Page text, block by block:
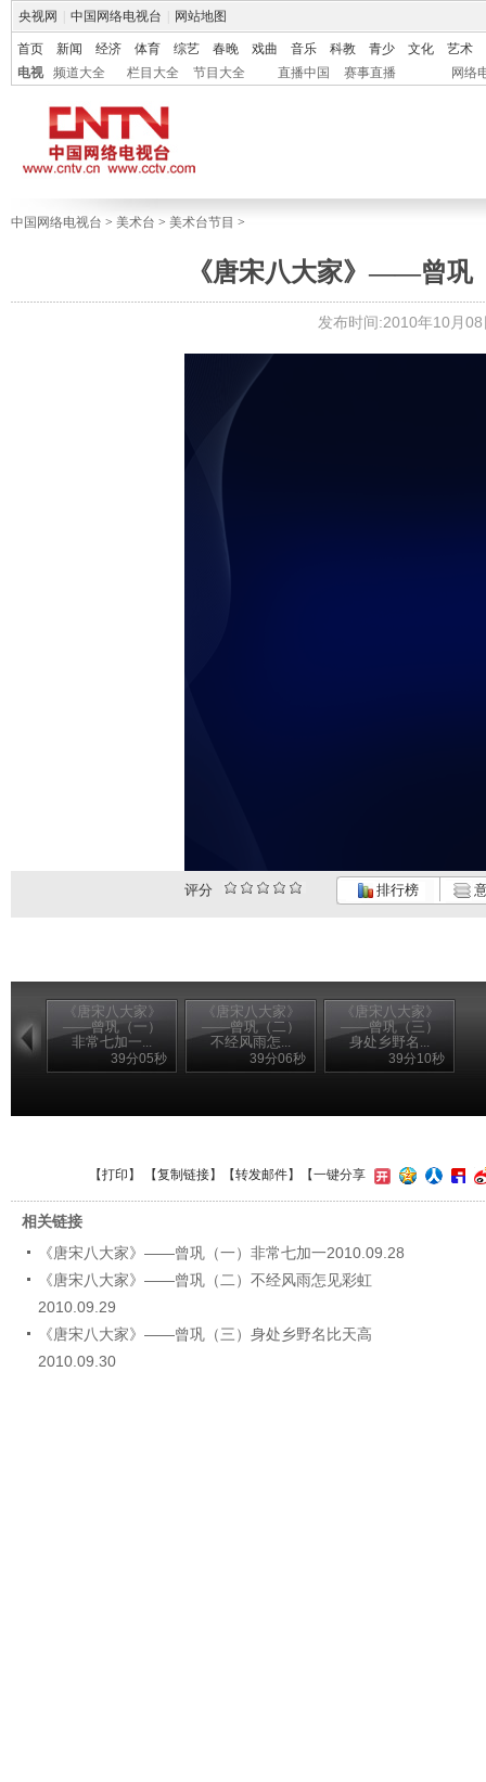
央视网 中国网络电视台 网站地图
首页 新闻 经济 体育 综艺 春晚 戏曲 音乐 科教 青少 文化
艺术
电视
频道大全 栏目大全 节目大全 直播中国 赛事直播 网络
中国网络电视台 > 美术台 > 美术台节目 >
《唐宋八大家》——曾巩
发布时间:2010年10月
评分 排行榜
《唐宋八大家》
——曾巩（一）
非常七加一...
39分05秒
《唐宋八大家》
——曾巩（二）
不经风雨怎...
39分06秒
《唐宋八大家》
——曾巩（三）
身处乡野名...
39分10秒
【打印 】 【复制链接】【转发邮件】 【一键分享
相关链接
《唐宋八大家》——曾巩（一）非常七加一2010.09.28
《唐宋八大家》——曾巩（二）不经风雨怎见彩虹
2010.09.29
《唐宋八大家》——曾巩（三）身处乡野名比天高
2010.09.30